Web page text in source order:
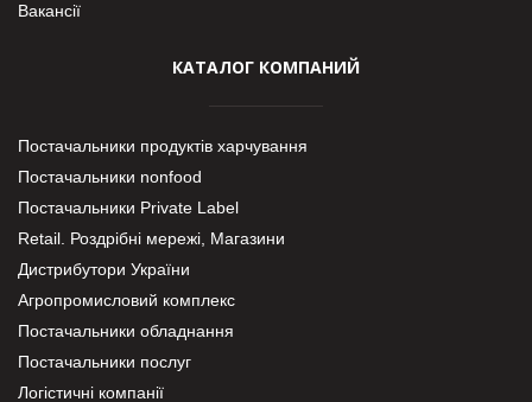
Вакансії
КАТАЛОГ КОМПАНИЙ
Постачальники продуктів харчування
Постачальники nonfood
Постачальники Private Label
Retail. Роздрібні мережі, Магазини
Дистрибутори України
Агропромисловий комплекс
Постачальники обладнання
Постачальники послуг
Логістичні компанії